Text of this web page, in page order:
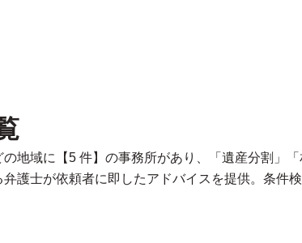
地域に【5 件】の事務所があり、「遺産分割」
護士が依頼者に即したアドバイスを提供。条